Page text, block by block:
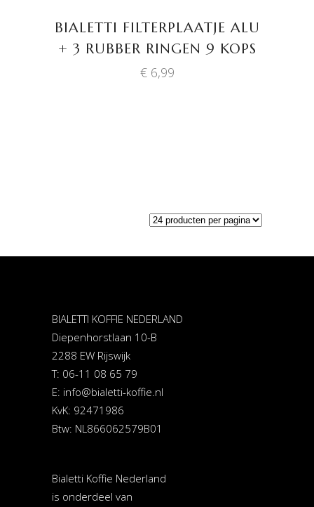
BIALETTI FILTERPLAATJE ALU
+ 3 RUBBER RINGEN 9 KOPS
€6,99
BIALETTI KOFFIE NEDERLAND
Diepenhorstlaan 10-B
2288 EW Rijswijk
T: 06-11 08 65 79
E: info@bialetti-koffie.nl
KvK: 92471986
Btw: NL866062579B01
Bialetti Koffie Nederland
is onderdeel van